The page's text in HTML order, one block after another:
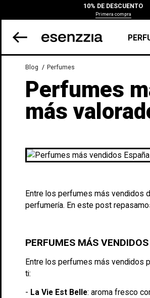
10% DE DESCUENTO
Primera compra
Blog Perfumes
Perfumes
más
Entre los perfumes más vendidos
perfumería. En este post
PERFUMES MÁS
Entre los perfumes más vendidos
ti:
- La Vie Est Belle: aroma fresco